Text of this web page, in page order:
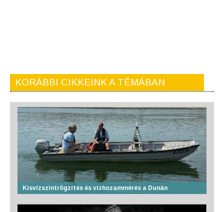
KORÁBBI CIKKEINK A TÉMÁBAN
Kisvízszintrögzítés és vízhozammérés a Dunán